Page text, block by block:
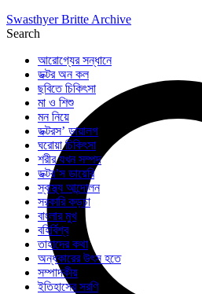
Swasthyer Britte Archive
Search
আরোগ্যের সন্ধানে
ডক্টর অন কল
ছবিতে চিকিৎসা
মা ও শিশু
মন নিয়ে
ডক্টরস’ ডায়ালগ
ঘরোয়া চিকিৎসা
শরীর যখন সম্পদ
ডক্টর’স ডায়েরি
স্বাস্থ্য আন্দোলন
সরকারি কড়চা
বাংলার মুখ
বহির্বিশ্ব
তাহাদের কথা
অন্ধকারের উৎস হতে
সম্পাদকীয়
ইতিহাসের সরণি